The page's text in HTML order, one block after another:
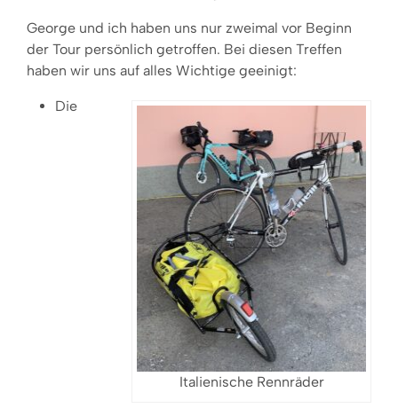
George und ich haben uns nur zweimal vor Beginn
der Tour persönlich getroffen. Bei diesen Treffen
haben wir uns auf alles Wichtige geeinigt:
Italienische Rennräder
Die